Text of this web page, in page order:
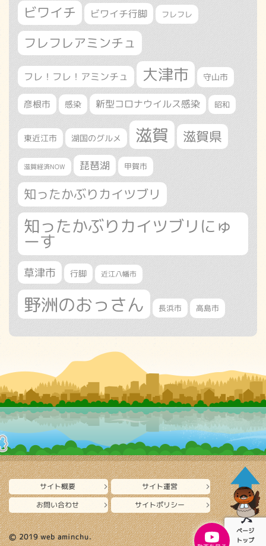
ビワイチ ビワイチ行脚 フレフレ
フレフレアミンチュ
フレ！フレ！アミンチュ 大津市 守山市
彦根市 感染 新型コロナウイルス感染 昭和
東近江市 湖国のグルメ 滋賀 滋賀県
滋賀経済NOW 琵琶湖 甲賀市
知ったかぶりカイツブリ
知ったかぶりカイツブリにゅ
ーす
草津市 行脚 近江八幡市
野洲のおっさん 長浜市 高島市
サイト概要
サイト運営
お問い合わせ
サイトポリシー
Ⓒ 2019 web aminchu.
ページ
トップ